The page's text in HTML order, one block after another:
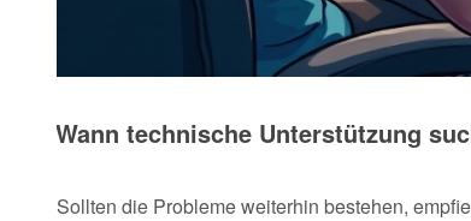
Wann technische Unterstützung
Sollten die Probleme weiterhin bestehen,